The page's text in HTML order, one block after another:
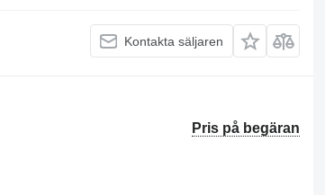
Kontakta säljaren
Pris på begäran